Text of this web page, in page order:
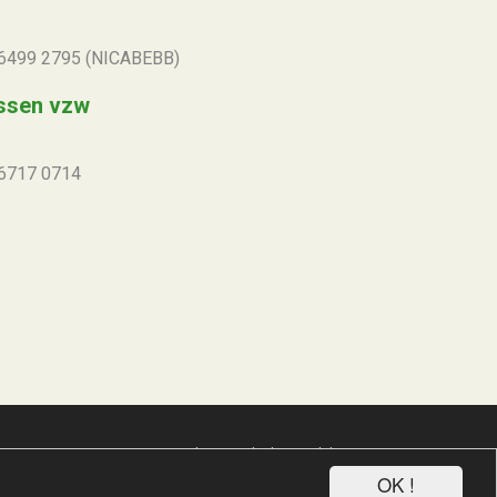
OK !
2795 (NICABEBB)
vzw
0714
koen michielsen webdesign